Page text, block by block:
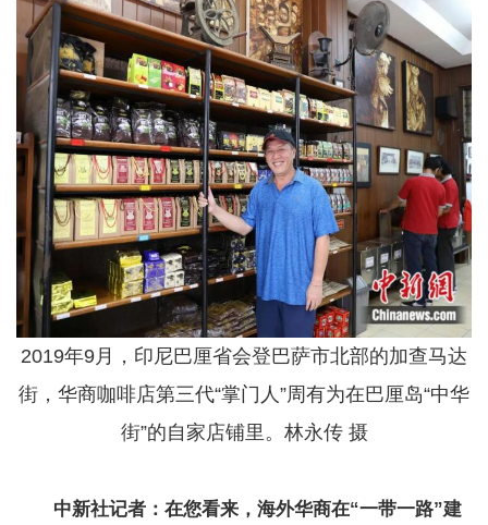
2019年9月，印尼巴厘省会登巴萨市北部的加查马达
街，华商咖啡店第三代“掌门人”周有为在巴厘岛“中华
街”的自家店铺里。林永传 摄
中新社记者：在您看来，海外华商在“一带一路”建